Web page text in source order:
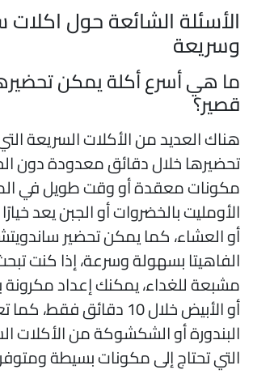
الشائعة حول اكلات
هي أسرع أكلة يمكن
العديد من الأكلات السريعة التي
خلال دقائق معدودة دون
معقدة أو وقت طويل في
بالخضروات أو الجبن يعد خيارًا
العشاء، كما يمكن تحضير
بسهولة وسرعة، إذا كنت
للغداء، يمكنك إعداد مكرونة
أو الأبيض خلال 10 دقائق فقط، كما
أو الشكشوكة من الأكلات
تحتاج إلى مكونات بسيطة